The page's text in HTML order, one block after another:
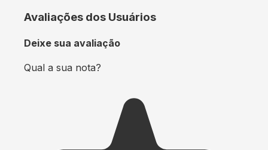
Avaliações dos Usuários
Deixe sua avaliação
Qual a sua nota?